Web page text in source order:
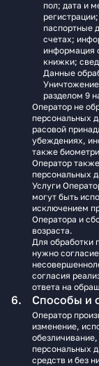
пол; дата и
паспортные
счетах;
информация
книжки;
Данные
разделом 9
Оператор не
персональных
расовой
убеждениях,
также
Оператор
персональных
Услуги
могут быть
исключением
Оператора и
возраста.
Для обработки
нужно
согласия
ответа на
Способы и
Оператор
изменение,
персональных
средств и без